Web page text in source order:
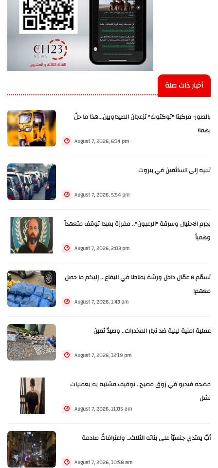
أخبار ذات صلة
بالصور- مركبتا "توكتوك" تزعجان الصيداويين...هذا ما حلّ
بهما!
August 7, 2026, 6:14 pm
تنبيه إلى السائقين في بيروت
August 7, 2026, 5:54 pm
بجرم الاحتيال وسرقة "الرعبون".. مفرزة بعبدا توقف متعهداً
وهمياً
August 7, 2026, 2:03 pm
تسمّم 8 عمّال داخل ورشة بطاطا في البقاع... إليكم ما حصل
معهم!
August 7, 2026, 1:43 pm
عملية امنية ليلية ضد تجار المخدرات.. وصيدٌ ثمين
August 7, 2026, 12:19 pm
فضحه فيديو في زوق مصبح.. توقيف مشتبه به بعمليات
نشل
August 7, 2026, 11:05 am
أبٌ يعتدي جنسيّاً على بناته الثلاث… واعترافاتٌ صادمة
August 7, 2026, 10:58 am